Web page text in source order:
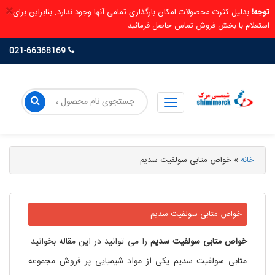
× توجه!بدلیل کثرت محصولات امکان بارگذاری تمامی آنها وجود ندارد. بنابراین برای
استعلام با بخش فروش تماس حاصل فرمائید.
خانه» خواص متابی سولفیت سدیم
خواص متابی سولفیت سدیم
خواص متابی سولفیت سدیم را می توانید در این مقاله بخوانید.
متابی سولفیت سدیم یکی از مواد شیمیایی پر فروش مجموعه